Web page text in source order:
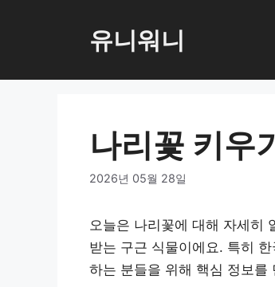
로
유니워니
나리꽃 키우
2026년 05월 28일
오늘은 나리꽃에 대해 자세히
받는 구근 식물이에요. 특히
하는 분들을 위해 핵심 정보를